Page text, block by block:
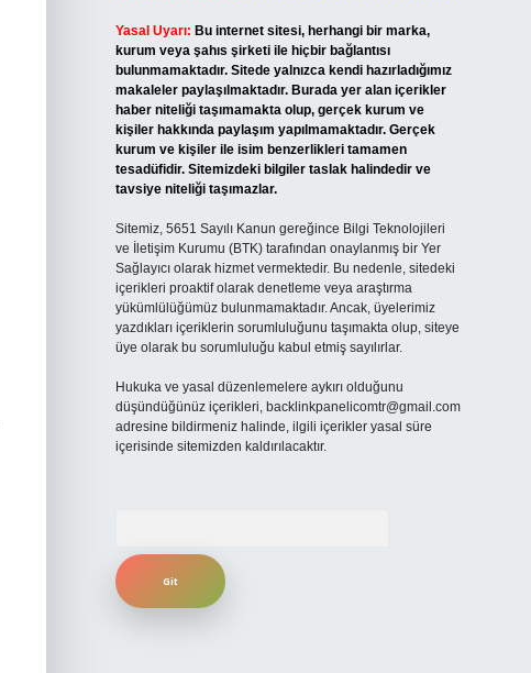
Yasal Uyarı: Bu internet sitesi, herhangi bir marka,
kurum veya şahıs şirketi ile hiçbir bağlantısı
bulunmamaktadır. Sitede yalnızca kendi hazırladığımız
makaleler paylaşılmaktadır. Burada yer alan içerikler
haber niteliği taşımamakta olup, gerçek kurum ve
kişiler hakkında paylaşım yapılmamaktadır. Gerçek
kurum ve kişiler ile isim benzerlikleri tamamen
tesadüfidir. Sitemizdeki bilgiler taslak halindedir ve
tavsiye niteliği taşımazlar.
Sitemiz, 5651 Sayılı Kanun gereğince Bilgi Teknolojileri
ve İletişim Kurumu (BTK) tarafından onaylanmış bir Yer
Sağlayıcı olarak hizmet vermektedir. Bu nedenle, sitedeki
içerikleri proaktif olarak denetleme veya araştırma
yükümlülüğümüz bulunmamaktadır. Ancak, üyelerimiz
yazdıkları içeriklerin sorumluluğunu taşımakta olup, siteye
üye olarak bu sorumluluğu kabul etmiş sayılırlar.
Hukuka ve yasal düzenlemelere aykırı olduğunu
düşündüğünüz içerikleri, backlinkpanelicomtr@gmail.com
adresine bildirmeniz halinde, ilgili içerikler yasal süre
içerisinde sitemizden kaldırılacaktır.